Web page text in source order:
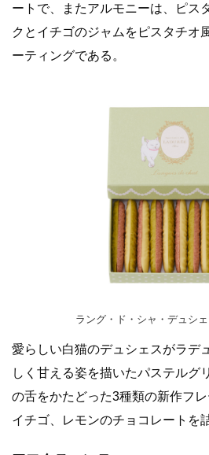
ートで、またアルモニーは、ピス
クとイチゴのジャムをピスタチオ
ーティングである。
ラング・ド・シャ・デュシ
愛らしい白猫のデュシェスがラデ
しく甘える姿を描いたパステルグ
の舌をかたどった3種類の新作フレ
イチゴ、レモンのチョコレートを